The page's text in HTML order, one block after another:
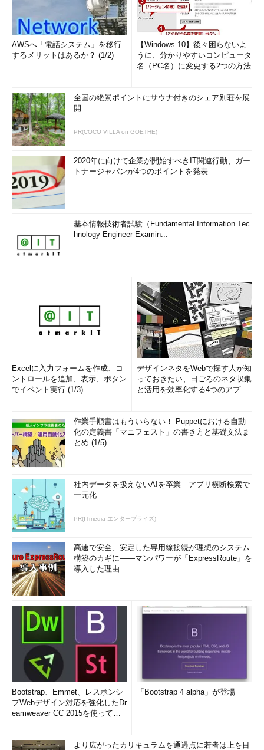
AWSへ「電話システム」を移行
するメリットはあるか？ (1/2)
【Windows 10】後々困らないよ
うに、分かりやすいコンピュータ
名（PC名）に変更する2つの方法
全国の絶景ポイントにサウナ付きのシェア別荘を展
開
PR(COCO VILLA on GOETHE)
2020年に向けて企業が開始すべきIT関連行動、ガー
トナージャパンが4つのポイントを発表
基本情報技術者試験（Fundamental Information Tec
hnology Engineer Examin...
Excelに入力フォームを作成、コ
ントロールを追加、表示、ボタン
でイベント実行 (1/3)
デザインネタをWebで探す人が知
っておきたい、日ごろのネタ収集
と活用を効率化する4つのアプリ
作業手順書はもういらない！ Puppetにおける自動
化の定義書「マニフェスト」の書き方と基礎文法ま
とめ (1/5)
社内データを扱えないAIを卒業 アプリ横断検索で
一元化
PR(ITmedia エンタープライズ)
高速で安全、安定した専用線接続が理想のシステム
構築のカギに――マンパワーが「ExpressRoute」を
導入した理由
Bootstrap、Emmet、レスポンシ
ブWebデザイン対応を強化したDr
eamweaver CC 2015を使って
「Bootstrap 4 alpha」が登場
より広がったカリキュラムを通過点に若者は上を目